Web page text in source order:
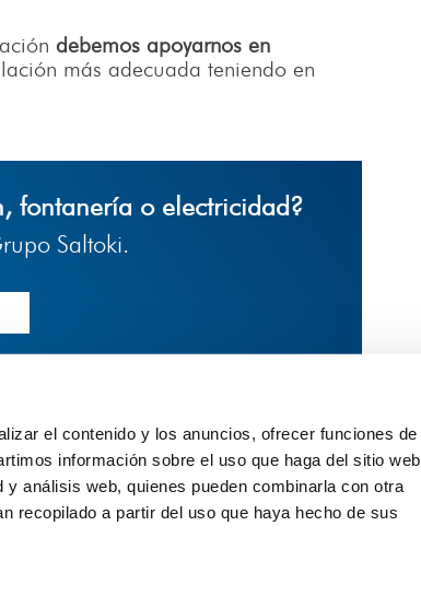
el contenido y los anuncios, ofrecer funciones de
información sobre el uso que haga del sitio web
análisis web, quienes pueden combinarla con otra
recopilado a partir del uso que haya hecho de sus
debemos apoyarnos en
más adecuada teniendo en
fontanería o electricidad?
Saltoki.
de
en
climatización,
iluminación,
Quiénes Somos
Empleo
Aviso Legal